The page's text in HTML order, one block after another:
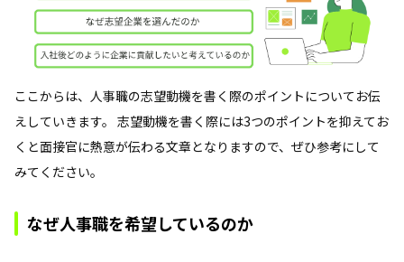
ここからは、人事職の志望動機を書く際のポイントについてお伝
えしていきます。 志望動機を書く際には3つのポイントを抑えてお
くと面接官に熱意が伝わる文章となりますので、ぜひ参考にして
みてください。
なぜ人事職を希望しているのか